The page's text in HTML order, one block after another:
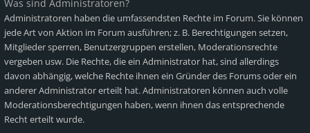
Was sind Administratoren?
Administratoren haben die umfassendsten Rechte im Forum. Sie können
jede Art von Aktion im Forum ausführen; z. B. Berechtigungen setzen,
Mitglieder sperren, Benutzergruppen erstellen, Moderationsrechte
vergeben usw. Die Rechte, die ein Administrator hat, sind allerdings
davon abhängig, welche Rechte ihnen ein Gründer des Forums oder ein
anderer Administrator erteilt hat. Administratoren können auch volle
Moderationsberechtigungen haben, wenn ihnen das entsprechende
Recht erteilt wurde.